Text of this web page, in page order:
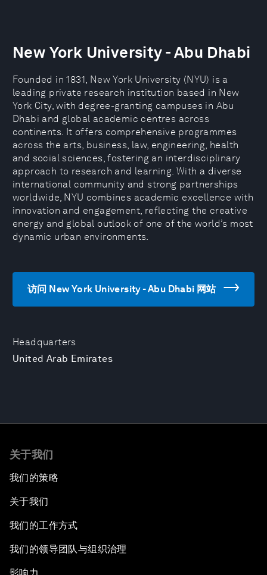
Headquarters
United Arab Emirates
New York University - Abu Dhabi
Founded in 1831, New York University (NYU) is a
leading private research institution based in New
York City, with degree-granting campuses in Abu
Dhabi and global academic centres across
continents. It offers comprehensive programmes
across the arts, business, law, engineering, health
and social sciences, fostering an interdisciplinary
approach to research and learning. With a diverse
international community and strong partnerships
worldwide, NYU combines academic excellence with
innovation and engagement, reflecting the creative
energy and global outlook of one of the world’s most
dynamic urban environments.
访问 New York University - Abu Dhabi 网站
关于我们
我们的策略
关于我们
我们的工作方式
我们的领导团队与组织治理